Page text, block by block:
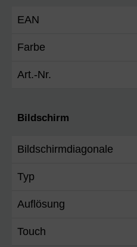
EAN
Farbe
Art.-Nr.
Bildschirm
Bildschirmdiagonale
Typ
Auflösung
Touch